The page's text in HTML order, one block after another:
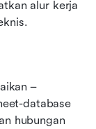
alur kerja
–
database
hubungan